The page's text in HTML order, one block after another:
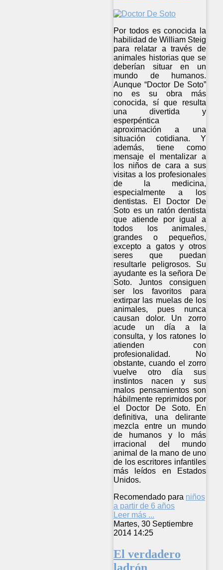
Por todos es conocida la
habilidad de William Steig
para relatar a través de
animales historias que se
deberían situar en un
mundo de humanos.
Aunque “Doctor De Soto”
no es su obra más
conocida, sí que resulta
una divertida y
esperpéntica
aproximación a una
situación cotidiana. Y
además, tiene como
mensaje el mentalizar a
los niños de cara a sus
visitas a los profesionales
de la medicina,
especialmente a los
dentistas. El Doctor De
Soto es un ratón dentista
que atiende por igual a
todos los animales,
grandes o pequeños,
excepto a gatos y otros
seres que puedan
resultarle peligrosos. Su
ayudante es la señora De
Soto. Juntos consiguen
ser los favoritos para
extirpar las muelas de los
animales, pues nunca
causan dolor. Un zorro
acude un día a la
consulta, y los ratones lo
atienden con
profesionalidad. No
obstante, cuando el zorro
vuelve otro día sus
instintos nacen y sus
malos pensamientos son
hábilmente reprimidos por
el Doctor De Soto. En
definitiva, una delirante
mezcla entre un mundo
de humanos y lo más
irracional del mundo
animal de la mano de uno
de los escritores infantiles
más leídos en Estados
Unidos.
Recomendado para niños
a partir de 6 años
Leer más ...
Martes, 30 Septiembre
2014 14:25
El verdadero